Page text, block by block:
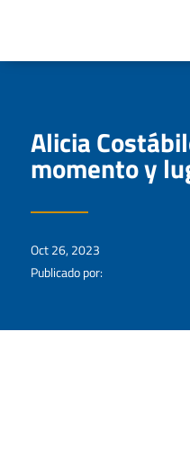
Alicia
momento y
Oct 26, 2023
Publicado por: